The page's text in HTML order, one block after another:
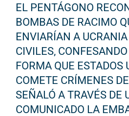
EL PENTÁGONO
BOMBAS DE RACIMO
ENVIARÍAN A
CIVILES,
FORMA QUE ESTADOS
COMETE CRÍMENES
SEÑALÓ A TRAVÉS DE
COMUNICADO LA